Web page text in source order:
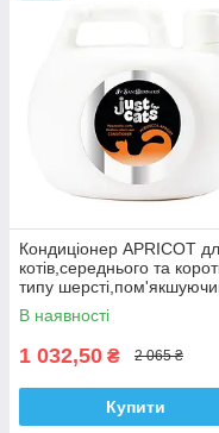
Кондиціонер APRICOT
котів,середнього та
типу
1000 ml.
В наявності
1 032,50 ₴ 2 065 ₴
Купити